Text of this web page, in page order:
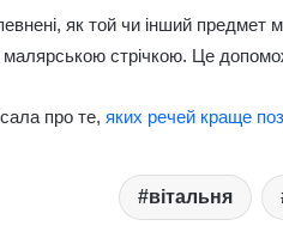
як той чи інший предмет
стрічкою. Це
про те, яких речей краще
вітальня